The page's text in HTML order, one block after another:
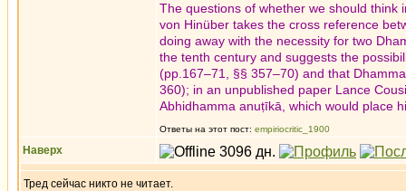
The questions of whether we should think
von Hinüber takes the cross reference
doing away with the necessity for two
the tenth century and suggests the
(pp.167–71, §§ 357–70) and that
360); in an unpublished paper Lance
Abhidhamma anuṭīkā, which would place
Ответы на этот пост: empiriocritic_1900
Наверх
Тред сейчас никто не читает.